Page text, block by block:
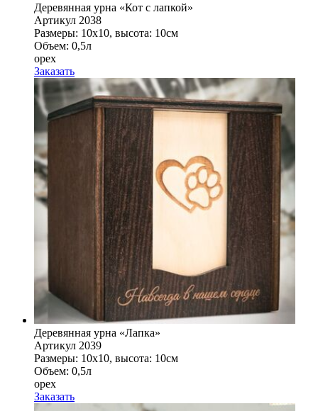
Деревянная урна «Кот с лапкой»
Артикул 2038
Размеры: 10x10, высота: 10см
Объем: 0,5л
орех
Заказать
Деревянная урна «Лапка»
Артикул 2039
Размеры: 10x10, высота: 10см
Объем: 0,5л
орех
Заказать